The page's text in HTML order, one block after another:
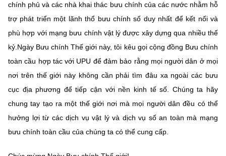
chính phủ và các nhà khai thác bưu chính của các nước nhằm hỗ
trợ phát triển một lãnh thổ bưu chính số duy nhất để kết nối và
phù hợp với mạng bưu chính vật lý được xây dựng qua nhiều thế
kỷ.Ngày Bưu chính Thế giới này, tôi kêu gọi cộng đồng Bưu chính
toàn cầu hợp tác với UPU để đảm bảo rằng mọi người dân ở mọi
nơi trên thế giới này không cần phải tìm đâu xa ngoài các bưu
cục địa phương để tiếp cận với nền kinh tế số. Chúng ta hãy
chung tay tạo ra một thế giới nơi mà mọi người dân đều có thể
hưởng lợi từ các dịch vụ vật lý và dịch vụ số an toàn mà mạng
bưu chính toàn cầu của chúng ta có thể cung cấp.